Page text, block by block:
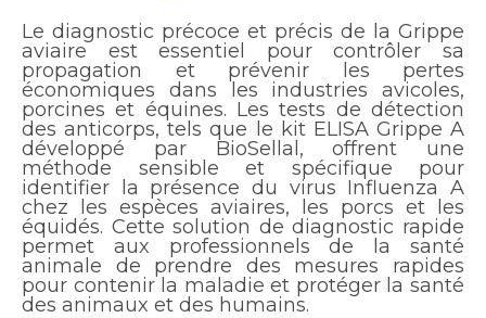
Le diagnostic précoce et précis de la Grippe
aviaire est essentiel pour contrôler sa
propagation et prévenir les pertes
économiques dans les industries avicoles,
porcines et équines. Les tests de détection
des anticorps, tels que le kit ELISA Grippe A
développé par BioSellal, offrent une
méthode sensible et spécifique pour
identifier la présence du virus Influenza A
chez les espèces aviaires, les porcs et les
équidés. Cette solution de diagnostic rapide
permet aux professionnels de la santé
animale de prendre des mesures rapides
pour contenir la maladie et protéger la santé
des animaux et des humains.